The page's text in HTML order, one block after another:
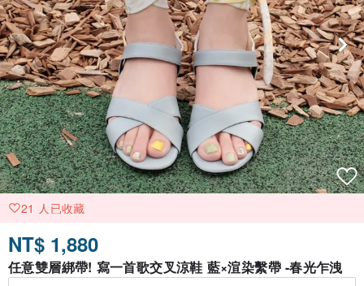
21 人已收藏
NT$ 1,880
任意雙層綁帶! 寫一首歌交叉涼鞋 藍×渲染繫帶 -春光乍洩